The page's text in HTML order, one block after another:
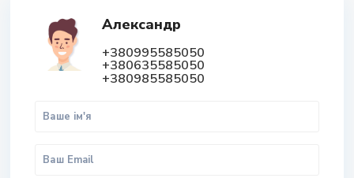
Александр
+380995585050
+380635585050
+380985585050